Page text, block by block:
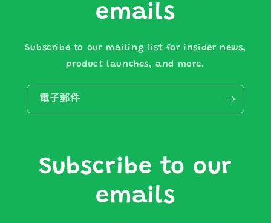
emails
Subscribe to our mailing list for insider news,
product launches, and more.
電子郵件
Subscribe to our
emails